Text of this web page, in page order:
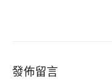
發佈留言